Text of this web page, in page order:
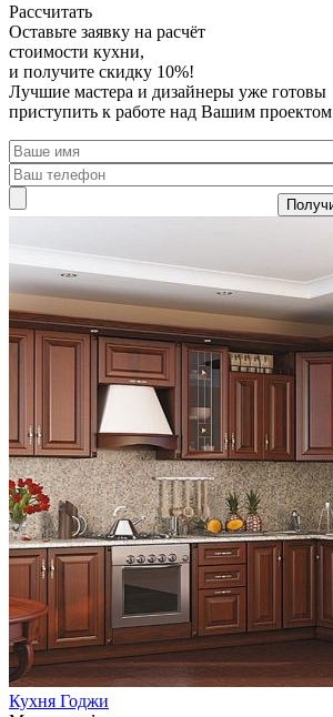
Рассчитать
Оставьте заявку на расчёт
стоимости кухни,
и получите скидку 10%!
Лучшие мастера и дизайнеры уже готовы
приступить к работе над Вашим проектом
Кухня Годжи